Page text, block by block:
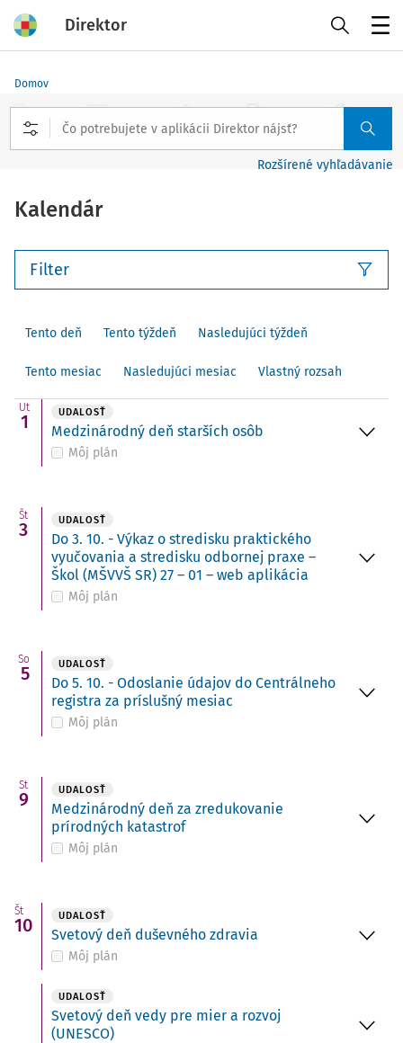
Direktor
Domov
Rozšírené vyhľadávanie
Kalendár
Filter
Tento deň Tento týždeň Nasledujúci týždeň
Tento mesiac Nasledujúci mesiac Vlastný rozsah
Ut
1 UDALOSŤ
Medzinárodný deň starších osôb
Môj plán
Št
3 UDALOSŤ
Do 3. 10. - Výkaz o stredisku praktického
vyučovania a stredisku odbornej praxe –
Škol (MŠVVŠ SR) 27 – 01 – web aplikácia
Môj plán
So
5 UDALOSŤ
Do 5. 10. - Odoslanie údajov do Centrálneho
registra za príslušný mesiac
Môj plán
St
9 UDALOSŤ
Medzinárodný deň za zredukovanie
prírodných katastrof
Môj plán
Št
10 UDALOSŤ
Svetový deň duševného zdravia
Môj plán
UDALOSŤ
Svetový deň vedy pre mier a rozvoj
(UNESCO)